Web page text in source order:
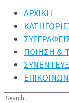
ΑΡΧΙΚΗ
ΠΟΙΗΣΗ &